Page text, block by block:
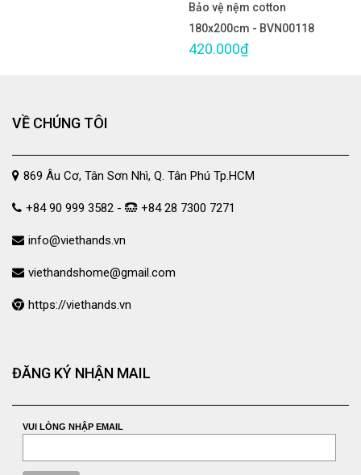
Bảo vệ nệm cotton
180x200cm - BVN00118
420.000₫
VỀ CHÚNG TÔI
869 Âu Cơ, Tân Sơn Nhì, Q. Tân Phú Tp.HCM
+84 90 999 3582 - +84 28 7300 7271
info@viethands.vn
viethandshome@gmail.com
https://viethands.vn
ĐĂNG KÝ NHẬN MAIL
VUI LÒNG NHẬP EMAIL